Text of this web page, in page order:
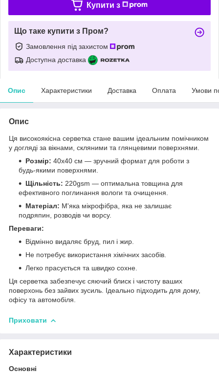
Купити з
Що таке купити з Пром?
Замовлення під захистом
Доступна доставка
Опис Характеристики Доставка Оплата Умови
Опис
Ця високоякісна серветка стане вашим ідеальним помічником
у догляді за вікнами, скляними та глянцевими поверхнями.
Розмір: 40x40 см — зручний формат для роботи з
будь-якими поверхнями.
Щільність: 220gsm — оптимальна товщина для
ефективного поглинання вологи та очищення.
Матеріал: М'яка мікрофібра, яка не залишає
подряпин, розводів чи ворсу.
Переваги:
Відмінно видаляє бруд, пил і жир.
Не потребує використання хімічних засобів.
Легко прасується та швидко сохне.
Ця серветка забезпечує сяючий блиск і чистоту ваших
поверхонь без зайвих зусиль. Ідеально підходить для дому,
офісу та автомобіля.
Приховати
Характеристики
Основні